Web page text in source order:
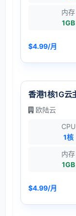
内存
1GB
$4.99/月
香港1核1G云
欧陆云
CPU
1核
内存
1GB
$4.99/月